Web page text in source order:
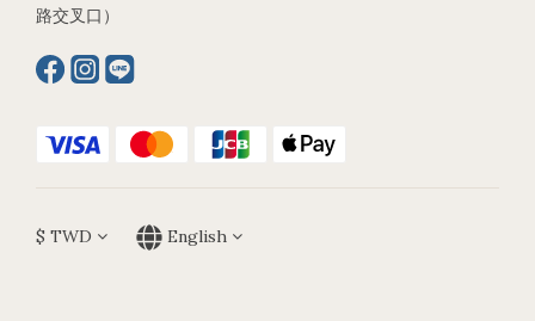
路交叉口）
$ TWD English